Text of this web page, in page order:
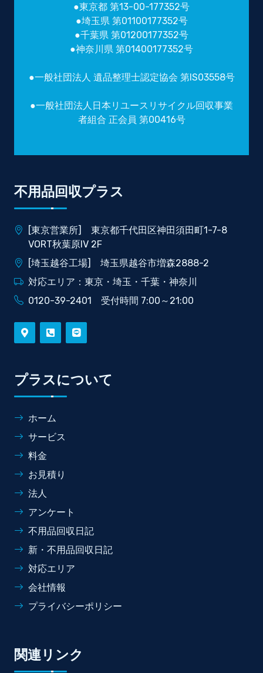
●東京都 第13-00-177352号
●埼玉県 第01100177352号
●千葉県 第01200177352号
●神奈川県 第01400177352号
●一般社団法人 遺品整理士認定協会 第IS03558号
●一般社団法人日本リユースリサイクル回収事業
者組合 正会員 第00416号
不用品回収プラス
[東京営業所] 東京都千代田区神田須田町1-7-8
VORT秋葉原IV 2F
[埼玉越谷工場] 埼玉県越谷市増森2888-2
対応エリア：東京・埼玉・千葉・神奈川
0120-39-2401 受付時間 7:00～21:00
プラスについて
ホーム
サービス
料金
お見積り
法人
アンケート
不用品回収日記
新・不用品回収日記
対応エリア
会社情報
プライバシーポリシー
関連リンク